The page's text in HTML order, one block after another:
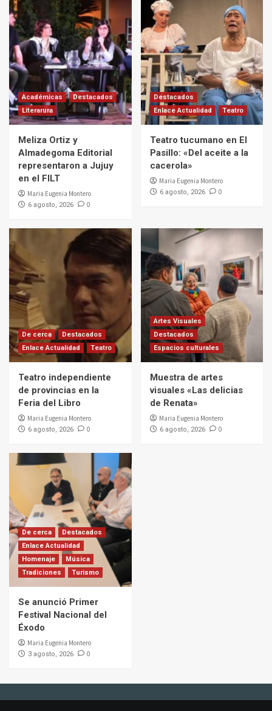
Académicas
Destacados
Literarura
Meliza Ortiz y
Almadegoma Editorial
representaron a Jujuy
en el FILT
Maria Eugenia Montero
6 agosto, 2026 0
Destacados
Enlace Actualidad
Teatro
Teatro tucumano en El
Pasillo: «Del aceite a la
cacerola»
Maria Eugenia Montero
6 agosto, 2026 0
De cerca
Destacados
Enlace Actualidad
Teatro
Teatro independiente
de provincias en la
Feria del Libro
Maria Eugenia Montero
6 agosto, 2026 0
Artes Visuales
Destacados
Espacios culturales
Muestra de artes
visuales «Las delicias
de Renata»
Maria Eugenia Montero
6 agosto, 2026 0
De cerca
Destacados
Enlace Actualidad
Homenaje
Música
Tradiciones
Turismo
Se anunció Primer
Festival Nacional del
Éxodo
Maria Eugenia Montero
3 agosto, 2026 0